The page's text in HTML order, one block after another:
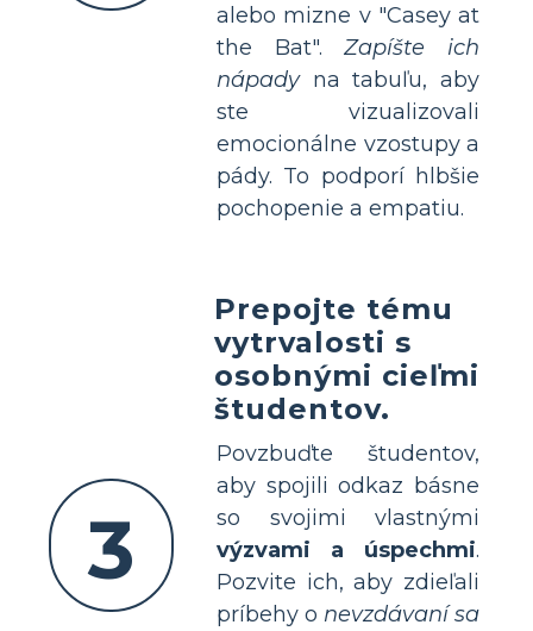
alebo mizne v "Casey at
the Bat".Zapíšte ich
nápadyna tabuľu, aby
ste vizualizovali
emocionálne vzostupy a
pády. To podporí hlbšie
pochopenie a empatiu.
3
Prepojte tému
vytrvalosti s
osobnými cieľmi
študentov.
Povzbuďte študentov,
aby spojili odkaz básne
so svojimi vlastnými
výzvami a úspechmi.
Pozvite ich, aby zdieľali
príbehy o nevzdávaní sa